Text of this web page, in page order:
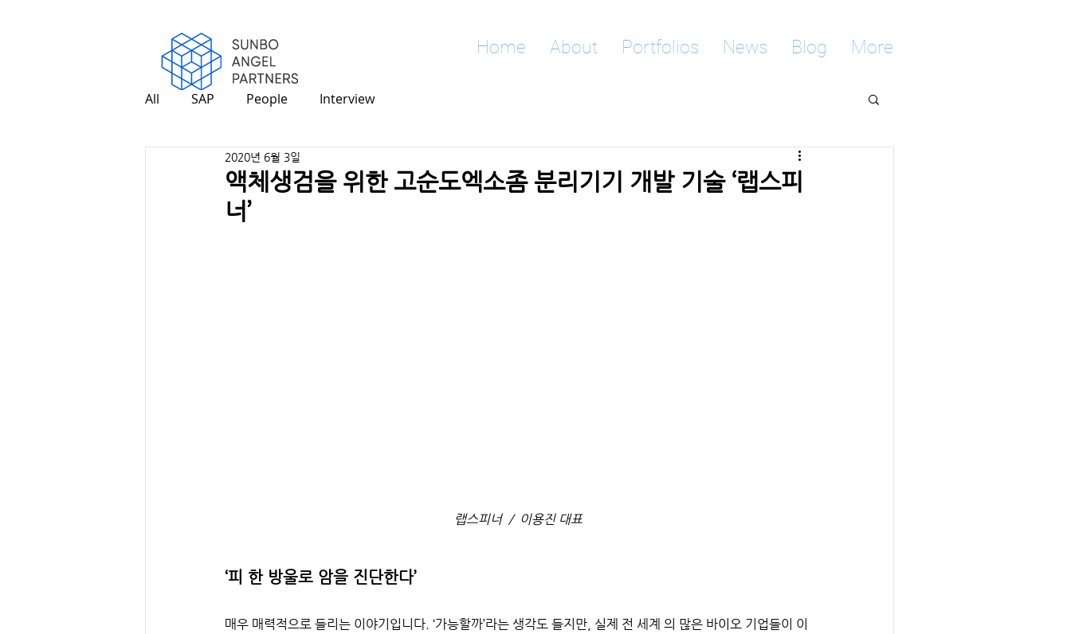
Home About Portfolios News Blog More
All SAP People Interview
액체생검을 위한 고순도엑소좀 분리기기 개발 기술 ‘랩스피
너’
2020년 6월 3일
랩스피너  /  이용진 대표
‘피 한 방울로 암을 진단한다’
매우 매력적으로 들리는 이야기입니다. ‘가능할까’라는 생각도 들지만, 실제 전 세계 의 많은 바이오 기업들이 이